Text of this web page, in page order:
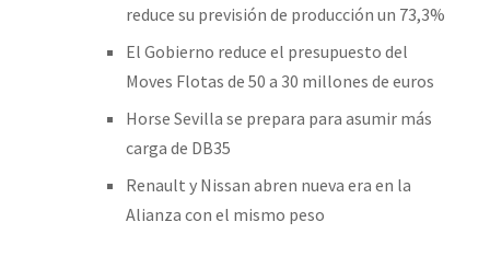
reduce su previsión de producción un 73,3%
El Gobierno reduce el presupuesto del
Moves Flotas de 50 a 30 millones de euros
Horse Sevilla se prepara para asumir más
carga de DB35
Renault y Nissan abren nueva era en la
Alianza con el mismo peso